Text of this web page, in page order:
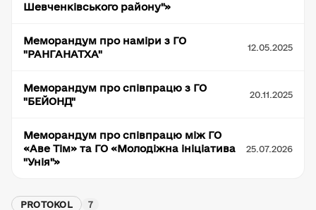
Шевченківського району"»
Меморандум про наміри з ГО
"РАНГАНАТХА"
12.05.2025
Меморандум про співпрацю з ГО
"БЕЙОНД"
20.11.2025
Меморандум про співпрацю між ГО
«Аве Тім» та ГО «Молодіжна ініціатива
"Унія"»
25.07.2026
PROTOKOL 7